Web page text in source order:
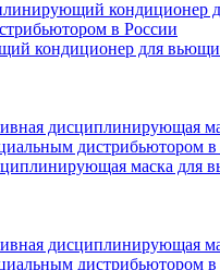
кондиционер для
маска для